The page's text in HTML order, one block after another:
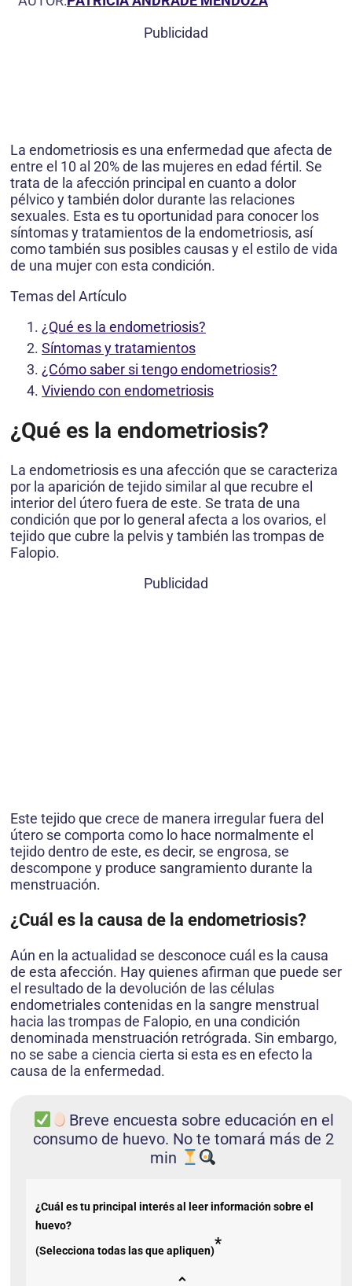
Publicidad
La endometriosis es una enfermedad que afecta de
entre el 10 al 20% de las mujeres en edad fértil. Se
trata de la afección principal en cuanto a dolor
pélvico y también dolor durante las relaciones
sexuales. Esta es tu oportunidad para conocer los
síntomas y tratamientos de la endometriosis, así
como también sus posibles causas y el estilo de vida
de una mujer con esta condición.
Temas del Artículo
¿Qué es la endometriosis?
Síntomas y tratamientos
¿Cómo saber si tengo endometriosis?
Viviendo con endometriosis
¿Qué es la endometriosis?
La endometriosis es una afección que se caracteriza
por la aparición de tejido similar al que recubre el
interior del útero fuera de este. Se trata de una
condición que por lo general afecta a los ovarios, el
tejido que cubre la pelvis y también las trompas de
Falopio.
Publicidad
Este tejido que crece de manera irregular fuera del
útero se comporta como lo hace normalmente el
tejido dentro de este, es decir, se engrosa, se
descompone y produce sangramiento durante la
menstruación.
¿Cuál es la causa de la endometriosis?
Aún en la actualidad se desconoce cuál es la causa
de esta afección. Hay quienes afirman que puede ser
el resultado de la devolución de las células
endometriales contenidas en la sangre menstrual
hacia las trompas de Falopio, en una condición
denominada menstruación retrógrada. Sin embargo,
no se sabe a ciencia cierta si esta es en efecto la
causa de la enfermedad.
Breve encuesta sobre educación en el
consumo de huevo. No te tomará más de 2
min
¿Cuál es tu principal interés al leer información sobre el
huevo?
(Selecciona todas las que apliquen)*